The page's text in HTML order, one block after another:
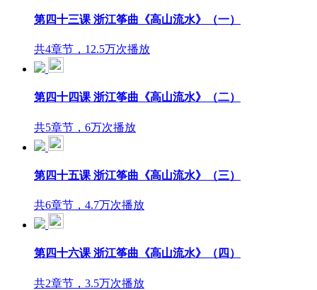
第四十三课 浙江筝曲《高山流水》（一）
共4章节，12.5万次播放
第四十四课 浙江筝曲《高山流水》（二）
共5章节，6万次播放
第四十五课 浙江筝曲《高山流水》（三）
共6章节，4.7万次播放
第四十六课 浙江筝曲《高山流水》（四）
共2章节，3.5万次播放